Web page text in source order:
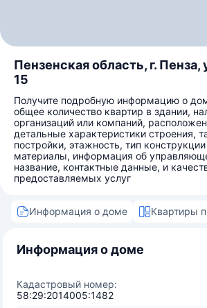
Пензенская область, г.
15
Получите подробную информацию о
общее количество квартир в здании,
организаций или компаний,
детальные характеристики строения,
постройки, этажность, тип
материалы, информация об
название, контактные данные, и
предоставляемых услуг
Информация о доме Квартиры
Информация о доме
Кадастровый номер:
58:29:2014005:1482